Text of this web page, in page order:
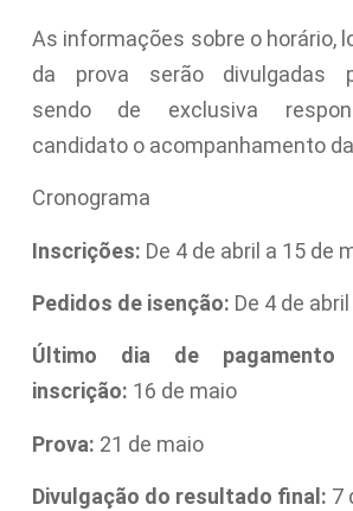
As informações sobre o horário,
da prova serão divulgadas
sendo de exclusiva
candidato o acompanhamento
Cronograma
Inscrições: De 4 de abril a 15 de
Pedidos de isenção: De 4 de
Último dia de
inscrição: 16 de maio
Prova: 21 de maio
Divulgação do resultado final: 7